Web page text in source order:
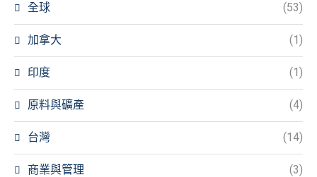
全球 (53)
加拿大 (1)
印度 (1)
原料與礦產 (4)
台灣 (14)
商業與管理 (3)